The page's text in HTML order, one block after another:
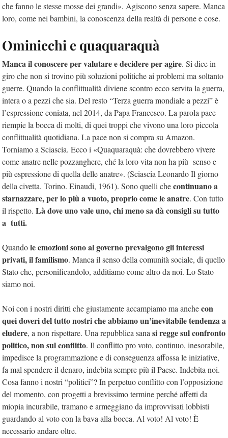
che fanno le stesse mosse dei grandi». Agiscono senza sapere. Manca
loro, come nei bambini, la conoscenza della realtà di persone e cose.
Ominicchi e quaquaraquà
Manca il conoscere per valutare e decidere per agire. Si dice in
giro che non si trovino più soluzioni politiche ai problemi ma soltanto
guerre. Quando la conflittualità diviene scontro ecco servita la guerra,
intera o a pezzi che sia. Del resto “Terza guerra mondiale a pezzi” è
l’espressione coniata, nel 2014, da Papa Francesco. La parola pace
riempie la bocca di molti, di quei troppi che vivono una loro piccola
conflittualità quotidiana. La pace non si compra su Amazon.
Torniamo a Sciascia. Ecco i «Quaquaraquà: che dovrebbero vivere
come anatre nelle pozzanghere, ché la loro vita non ha più senso e
più espressione di quella delle anatre». (Sciascia Leonardo Il giorno
della civetta. Torino. Einaudi, 1961). Sono quelli checontinuano a
starnazzare, per lo più a vuoto, proprio come le anatre. Con tutto
il rispetto. Là dove uno vale uno, chi meno sa dà consigli su tutto
a tutti.
Quandole emozioni sono al governo prevalgono gli interessi
privati, il familismo. Manca il senso della comunità sociale, di quello
Stato che, personificandolo, additiamo come altro da noi. Lo Stato
siamo noi.
Noi con i nostri diritti che giustamente accampiamo ma anchecon
quei doveri del tutto nostri che abbiamo un’inevitabile tendenza a
eludere, a non rispettare. Una repubblica sana si regge sul confronto
politico, non sul conflitto. Il conflitto pro voto, continuo, inesorabile,
impedisce la programmazione e di conseguenza affossa le iniziative,
fa mal spendere il denaro, indebita sempre più il Paese. Indebita noi.
Cosa fanno i nostri “politici”? In perpetuo conflitto con l’opposizione
del momento, con progetti a brevissimo termine perché affetti da
miopia incurabile, tramano e armeggiano da improvvisati lobbisti
guardando al voto con la bava alla bocca. Al voto! Al voto! È
necessario andare oltre.